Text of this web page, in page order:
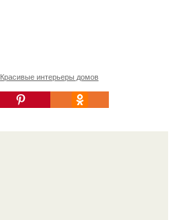
Красивые интерьеры домов